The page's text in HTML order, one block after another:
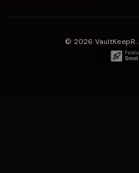
© 2026 VaultKeepR.